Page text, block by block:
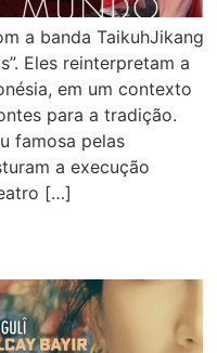
a banda TaikuhJikang
Eles reinterpretam a
em um contexto
para a tradição.
famosa pelas
a execução
[…]